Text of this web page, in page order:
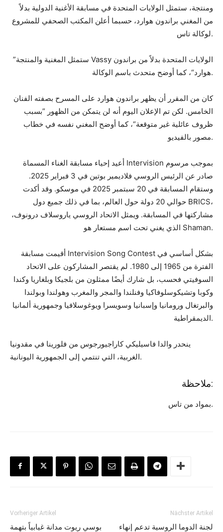
ومنتجة، ستمثل الولايات المتحدة في مسابقة الأغنية الدولية بدلاً
من المغني براندون هوارد، حسبما أعلن المكتب الصحفي للمشروع
لوكالة تاس.
”ستمثل المغنية والمنتجة Vassy الولايات المتحدة بدلاً من براندون
هوارد“، كما أوضح متحدث باسم الوكالة.
كان من المقرر أن يظهر براندون هوارد على المسرح بصفته الفنان
الخامس. لكن تم الإعلان اليوم أنه لن يتمكن من الظهور ”بسبب
ظروف عائلية غير متوقعة“، كما أوضح المغني نفسه في خطاب
مصور بالفيديو.
أعيد إحياء مسابقة الغناء المسماة Intervision بموجب مرسوم
صادر عن الرئيس الروسي فلاديمير بوتين في 3 فبراير 2025.
وستقام المسابقة في 20 سبتمبر 2025 في موسكو. وقد أكدت
حوالي 20 دولة حول العالم، بما في ذلك جميع دول BRICS،
مشاركتها في المسابقة. ويمثل الاتحاد الروسي ياروسلاف درونوف،
الذي يغني تحت اسم مستعار هو Shaman.
أقيمت مسابقة Intervision Song Contest بشكل أساسي في
الفترة من 1965 إلى 1980. لم يقتصر المشاركون على الاتحاد
السوفيتي فحسب، بل شارك أيضًا ممثلون من بلجيكا وبلغاريا وكندا
وكوبا وتشيكوسلوفاكيا وفنلندا والمجر والمغرب وهولندا وبولندا
والبرتغال ورومانيا وإسبانيا وسويسرا ويوغوسلافيا وجمهورية ألمانيا
الديمقراطية.
ينحدر والدا فاسيليكي كاراجيورجوس من فلورينا في مقدونيا
الغربية، التي تنتمي إلى الجمهورية اليونانية.
ملاحظة:
بمواد من تاس.
Vorheriger Artikel
بوسي ريوت مدانة غيابياً بتهمة
Nächster Artikel
لجنة الدوما الروسية تدعم إنهاء